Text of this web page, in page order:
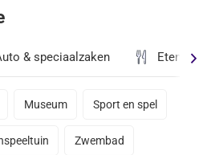
& speciaalzaken Eten &
Museum Sport en spel
Zwembad